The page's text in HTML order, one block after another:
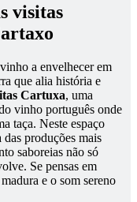
visitas
a envelhecer em
que alia história e
Cartuxa, uma
vinho português onde
taça. Neste espaço
produções mais
saboreias não só
Se pensas em
e o som sereno